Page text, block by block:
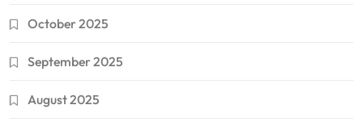
October 2025
September 2025
August 2025